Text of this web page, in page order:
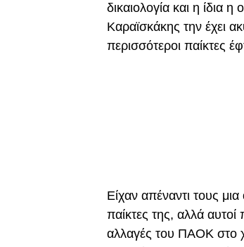
δικαιολογία και η ίδια
Καραϊσκάκης την έχει
περισσότεροι παίκτες
Είχαν απέναντι τους
παίκτες της, αλλά
αλλαγές του ΠΑΟΚ στο